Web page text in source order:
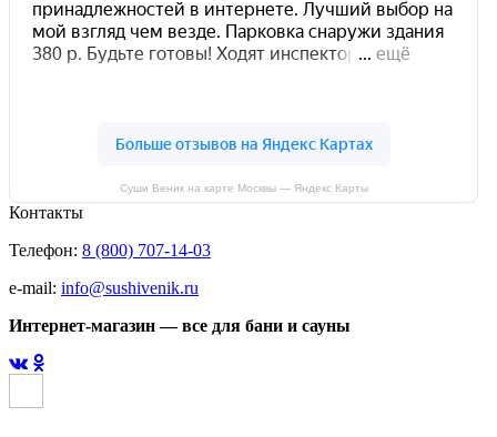
Суши Веник на карте Москвы — Яндекс Карты
Контакты
Телефон: 8 (800) 707-14-03
e-mail: info@sushivenik.ru
Интернет-магазин — все для бани и сауны